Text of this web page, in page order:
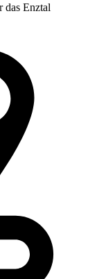
das Enztal